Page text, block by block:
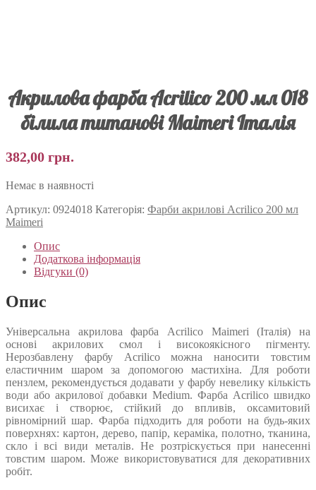
Акрилова фарба Acrilico 200 мл 018
білила титанові Maimeri Італія
382,00 грн.
Немає в наявності
Артикул: 0924018 Категорія: Фарби акрилові Acrilico 200 мл
Maimeri
Опис
Додаткова інформація
Відгуки (0)
Опис
Універсальна акрилова фарба Acrilico Maimeri (Італія) на
основі акрилових смол і високоякісного пігменту.
Нерозбавлену фарбу Acrilico можна наносити товстим
еластичним шаром за допомогою мастихіна. Для роботи
пензлем, рекомендується додавати у фарбу невелику кількість
води або акрилової добавки Medium. Фарба Acrilico швидко
висихає і створює, стійкий до впливів, оксамитовий
рівномірний шар. Фарба підходить для роботи на будь-яких
поверхнях: картон, дерево, папір, кераміка, полотно, тканина,
скло і всі види металів. Не розтріскується при нанесенні
товстим шаром. Може використовуватися для декоративних
робіт.